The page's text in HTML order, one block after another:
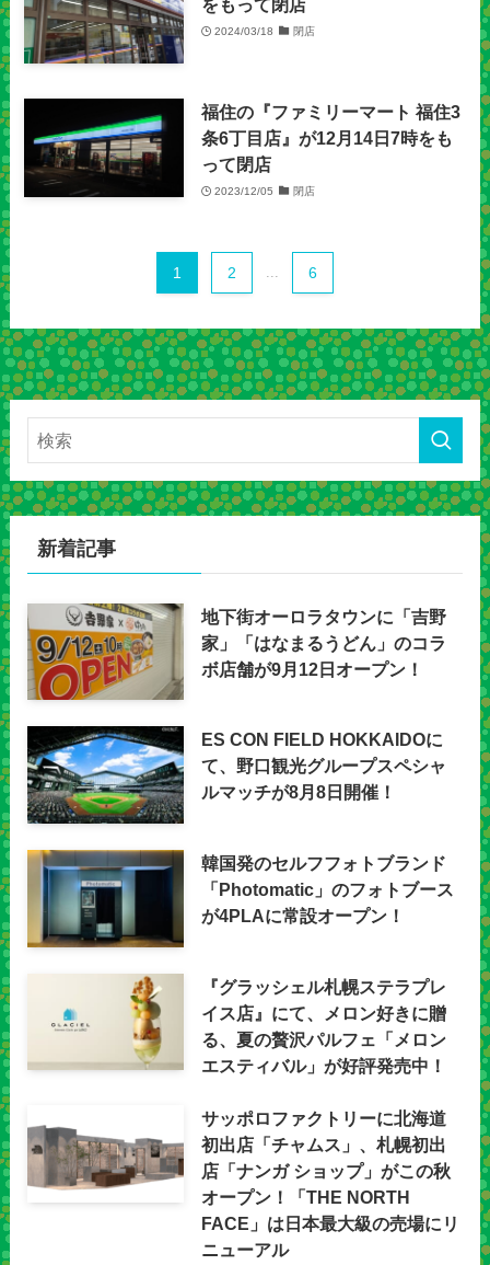
をもって閉店
2024/03/18 閉店
福住の『ファミリーマート 福住3
条6丁目店』が12月14日7時をも
って閉店
2023/12/05 閉店
1 2 6
新着記事
地下街オーロラタウンに「吉野
家」「はなまるうどん」のコラ
ボ店舗が9月12日オープン！
ES CON FIELD HOKKAIDOに
て、野口観光グループスペシャ
ルマッチが8月8日開催！
韓国発のセルフフォトブランド
「Photomatic」のフォトブース
が4PLAに常設オープン！
『グラッシェル札幌ステラプレ
イス店』にて、メロン好きに贈
る、夏の贅沢パルフェ「メロン
エスティバル」が好評発売中！
サッポロファクトリーに北海道
初出店「チャムス」、札幌初出
店「ナンガ ショップ」がこの秋
オープン！「THE NORTH
FACE」は日本最大級の売場にリ
ニューアル